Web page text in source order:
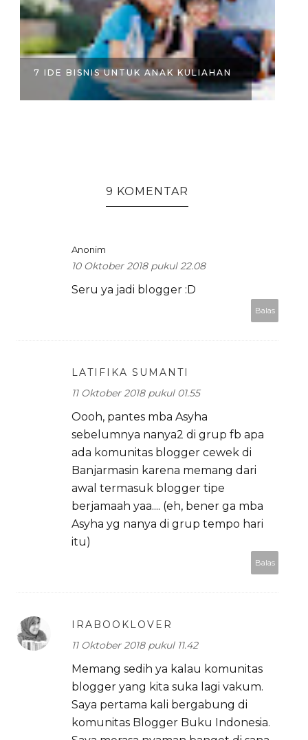
7 IDE BISNIS UNTUK ANAK KULIAHAN
9 KOMENTAR
Anonim
10 Oktober 2018 pukul 22.08
Seru ya jadi blogger :D
Balas
LATIFIKA SUMANTI
11 Oktober 2018 pukul 01.55
Oooh, pantes mba Asyha
sebelumnya nanya2 di grup fb apa
ada komunitas blogger cewek di
Banjarmasin karena memang dari
awal termasuk blogger tipe
berjamaah yaa.... (eh, bener ga mba
Asyha yg nanya di grup tempo hari
itu)
Balas
IRABOOKLOVER
11 Oktober 2018 pukul 11.42
Memang sedih ya kalau komunitas
blogger yang kita suka lagi vakum.
Saya pertama kali bergabung di
komunitas Blogger Buku Indonesia.